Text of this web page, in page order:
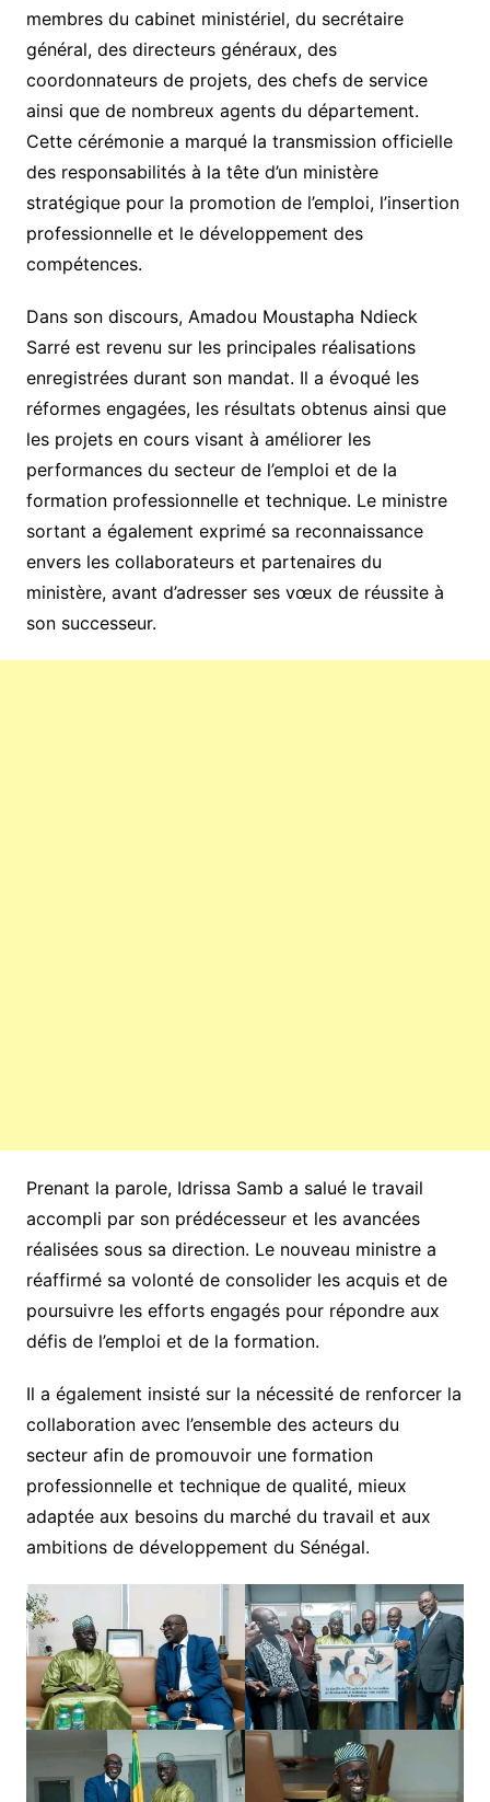
membres du cabinet ministériel, du secrétaire
général, des directeurs généraux, des
coordonnateurs de projets, des chefs de service
ainsi que de nombreux agents du département.
Cette cérémonie a marqué la transmission officielle
des responsabilités à la tête d’un ministère
stratégique pour la promotion de l’emploi, l’insertion
professionnelle et le développement des
compétences.
Dans son discours, Amadou Moustapha Ndieck
Sarré est revenu sur les principales réalisations
enregistrées durant son mandat. Il a évoqué les
réformes engagées, les résultats obtenus ainsi que
les projets en cours visant à améliorer les
performances du secteur de l’emploi et de la
formation professionnelle et technique. Le ministre
sortant a également exprimé sa reconnaissance
envers les collaborateurs et partenaires du
ministère, avant d’adresser ses vœux de réussite à
son successeur.
Prenant la parole, Idrissa Samb a salué le travail
accompli par son prédécesseur et les avancées
réalisées sous sa direction. Le nouveau ministre a
réaffirmé sa volonté de consolider les acquis et de
poursuivre les efforts engagés pour répondre aux
défis de l’emploi et de la formation.
Il a également insisté sur la nécessité de renforcer la
collaboration avec l’ensemble des acteurs du
secteur afin de promouvoir une formation
professionnelle et technique de qualité, mieux
adaptée aux besoins du marché du travail et aux
ambitions de développement du Sénégal.